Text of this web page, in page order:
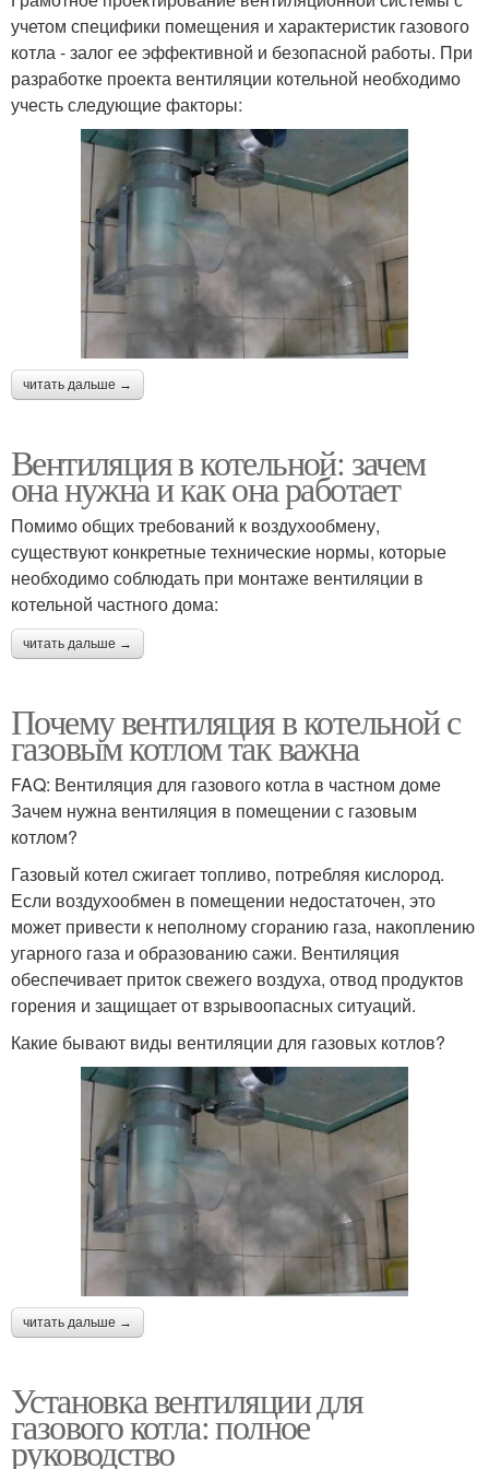
учетом специфики помещения и характеристик газового
котла - залог ее эффективной и безопасной работы. При
разработке проекта вентиляции котельной необходимо
учесть следующие факторы:
читать дальше →
Вентиляция в котельной: зачем
она нужна и как она работает
Помимо общих требований к воздухообмену,
существуют конкретные технические нормы, которые
необходимо соблюдать при монтаже вентиляции в
котельной частного дома:
читать дальше →
Почему вентиляция в котельной с
газовым котлом так важна
FAQ: Вентиляция для газового котла в частном доме
Зачем нужна вентиляция в помещении с газовым
котлом?
Газовый котел сжигает топливо, потребляя кислород.
Если воздухообмен в помещении недостаточен, это
может привести к неполному сгоранию газа, накоплению
угарного газа и образованию сажи. Вентиляция
обеспечивает приток свежего воздуха, отвод продуктов
горения и защищает от взрывоопасных ситуаций.
Какие бывают виды вентиляции для газовых котлов?
читать дальше →
Установка вентиляции для
газового котла: полное
руководство